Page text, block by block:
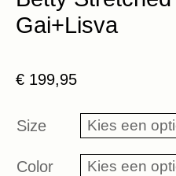
Gai+Lisva
€ 199,95
Size
Color